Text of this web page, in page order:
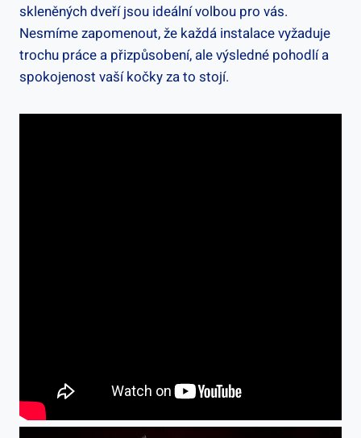
skleněných dveří jsou ideální volbou pro vás.
Nesmíme zapomenout, že každá instalace vyžaduje
trochu práce a přizpůsobení, ale výsledné pohodlí a
spokojenost vaší kočky za to stojí.